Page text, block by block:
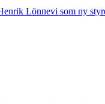
Lönnevi som ny